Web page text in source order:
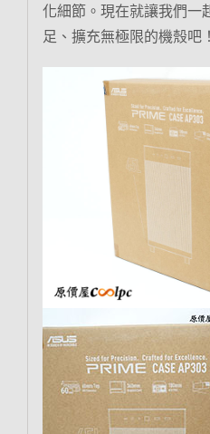
化細節。現在就讓我們一
足、擴充無極限的機殼吧！